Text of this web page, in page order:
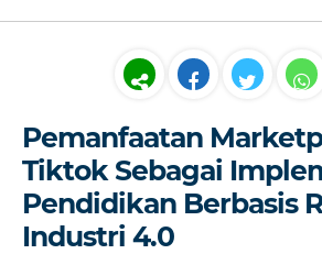
Pemanfaatan
Tiktok Sebagai
Pendidikan Berbasis
Industri 4.0